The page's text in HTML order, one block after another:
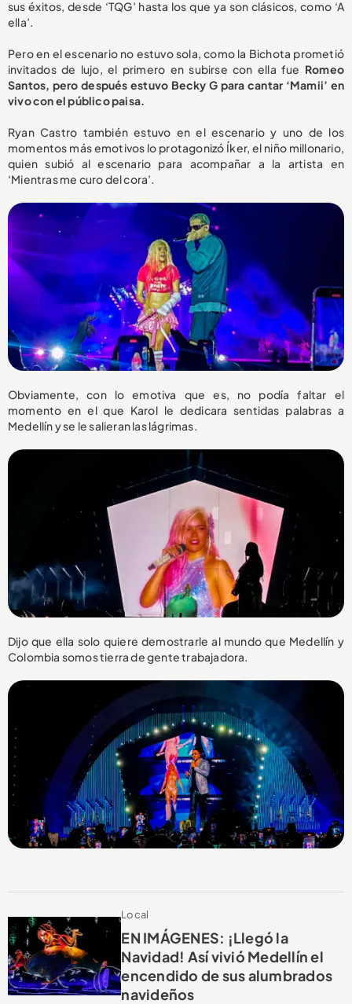
sus éxitos, desde ‘TQG’ hasta los que ya son clásicos, como ‘A
ella’.
Pero en el escenario no estuvo sola, como la Bichota prometió
invitados de lujo, el primero en subirse con ella fue Romeo
Santos, pero después estuvo Becky G para cantar ‘Mamii’ en
vivo con el público paisa.
Ryan Castro también estuvo en el escenario y uno de los
momentos más emotivos lo protagonizó Íker, el niño millonario,
quien subió al escenario para acompañar a la artista en
‘Mientras me curo del cora’.
Obviamente, con lo emotiva que es, no podía faltar el
momento en el que Karol le dedicara sentidas palabras a
Medellín y se le salieran las lágrimas.
Dijo que ella solo quiere demostrarle al mundo que Medellín y
Colombia somos tierra de gente trabajadora.
Local
EN IMÁGENES: ¡Llegó la
Navidad! Así vivió Medellín el
encendido de sus alumbrados
navideños